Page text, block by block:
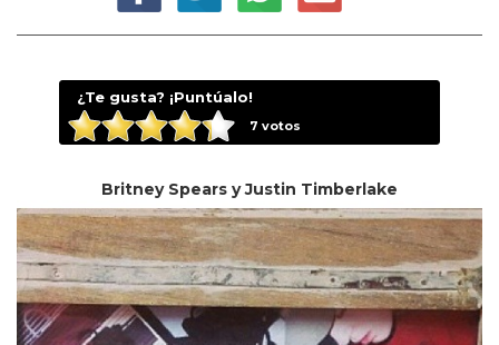
¿Te gusta? ¡Puntúalo!
7 votos
Britney Spears y Justin Timberlake